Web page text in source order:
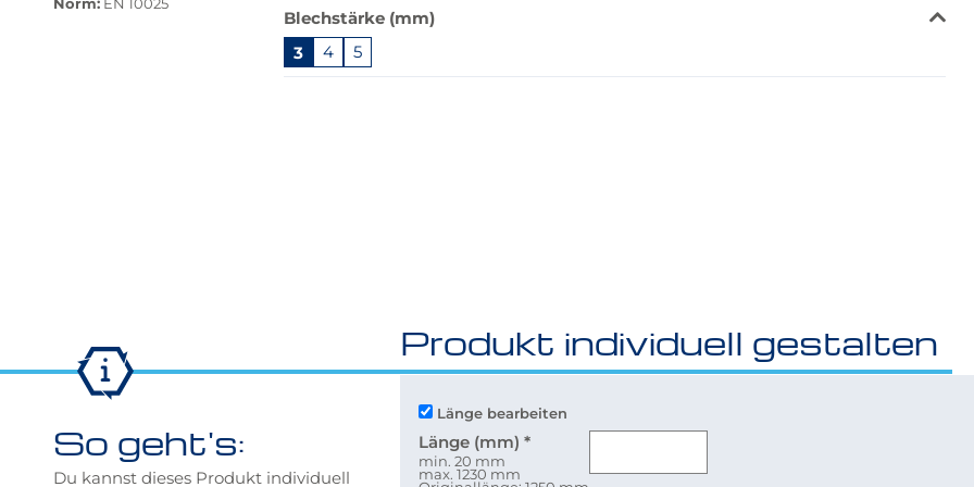
verfügbar.
Bei
Klick
Blechstärke (mm)
3
4
5
Produkt individuell gestalten
So geht's:
Du kannst dieses Produkt individuell
Länge bearbeiten
Länge (mm)*
min. 20 mm
max. 1230 mm